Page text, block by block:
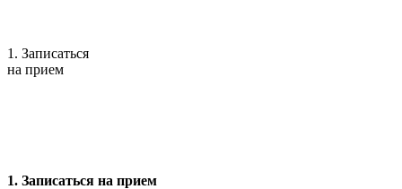
1. Записаться
на прием
1. Записаться на прием